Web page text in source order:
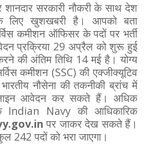
शानदार सरकारी नौकरी के साथ देश
खुशखबरी है। आपको बता
कमीशन ऑफिसर के पदों पर भर्ती
प्रक्रिया 29 अप्रैल को शुरू हुई
की अंतिम तिथि 14 मई है। योग्य
कमीशन (SSC) की एक्जीक्यूटिव
नौसेना की तकनीकी ब्रांच में
आवेदन कर सकते हैं। अधिक
Indian Navy की आधिकारिक
पर जाकर देख सकते हैं।
242 पदों को भरा जाएगा।